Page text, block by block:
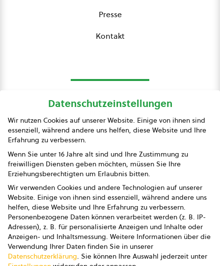
Presse
Kontakt
Presse
Impressum
Datenschutz
AGB
AGB Marketing GmbH
AGB Bildung
Newsletter
Datenschutzeinstellungen
Wir nutzen Cookies auf unserer Website. Einige von ihnen sind
essenziell, während andere uns helfen, diese Website und Ihre
Erfahrung zu verbessern.
Wenn Sie unter 16 Jahre alt sind und Ihre Zustimmung zu
freiwilligen Diensten geben möchten, müssen Sie Ihre
Erziehungsberechtigten um Erlaubnis bitten.
Wir verwenden Cookies und andere Technologien auf unserer
Website. Einige von ihnen sind essenziell, während andere uns
helfen, diese Website und Ihre Erfahrung zu verbessern.
Personenbezogene Daten können verarbeitet werden (z. B. IP-
Adressen), z. B. für personalisierte Anzeigen und Inhalte oder
Anzeigen- und Inhaltsmessung. Weitere Informationen über die
Verwendung Ihrer Daten finden Sie in unserer
Datenschutzerklärung. Sie können Ihre Auswahl jederzeit unter